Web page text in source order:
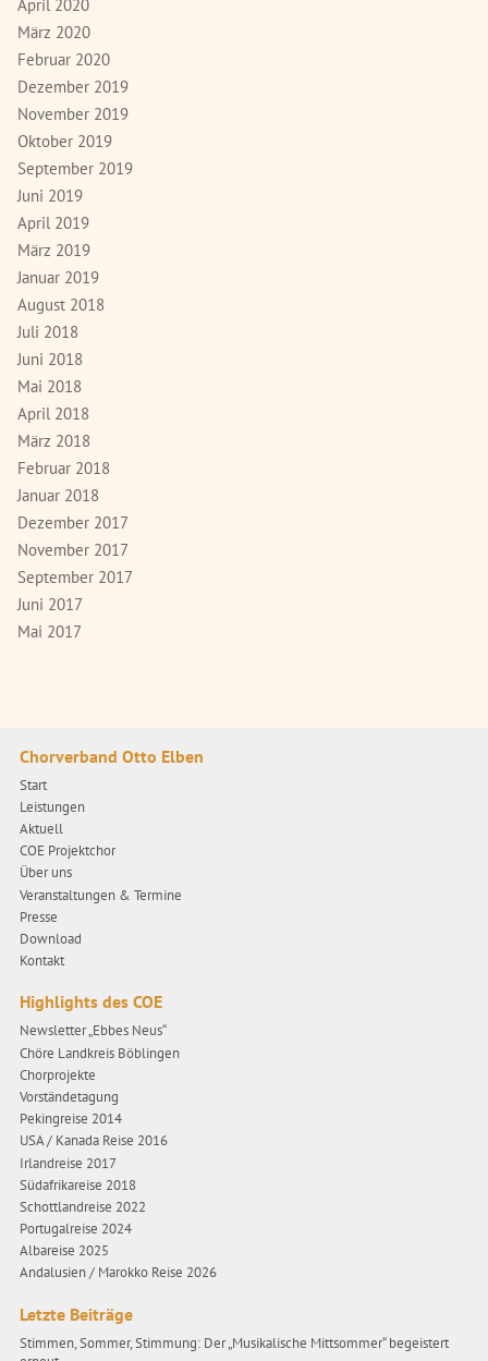
April 2020
März 2020
Februar 2020
Dezember 2019
November 2019
Oktober 2019
September 2019
Juni 2019
April 2019
März 2019
Januar 2019
August 2018
Juli 2018
Juni 2018
Mai 2018
April 2018
März 2018
Februar 2018
Januar 2018
Dezember 2017
November 2017
September 2017
Juni 2017
Mai 2017
Chorverband Otto Elben
Start
Leistungen
Aktuell
COE Projektchor
Über uns
Veranstaltungen & Termine
Presse
Download
Kontakt
Highlights des COE
Newsletter „Ebbes Neus“
Chöre Landkreis Böblingen
Chorprojekte
Vorständetagung
Pekingreise 2014
USA / Kanada Reise 2016
Irlandreise 2017
Südafrikareise 2018
Schottlandreise 2022
Portugalreise 2024
Albareise 2025
Andalusien / Marokko Reise 2026
Letzte Beiträge
Stimmen, Sommer, Stimmung: Der „Musikalische Mittsommer“ begeistert